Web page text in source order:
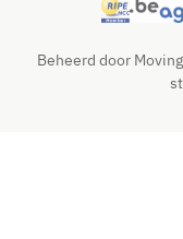
Beheerd door